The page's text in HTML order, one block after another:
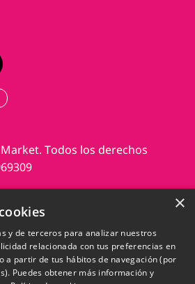
Todos los derechos
×
y de terceros para analizar nuestros
relacionada con tus preferencias en
a partir de tus hábitos de navegación (por
Puedes obtener más información y